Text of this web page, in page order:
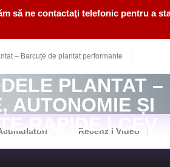
să ne contactaţi telefonic pentru a
– Barcuțe de plantat performante
Recenzii Video